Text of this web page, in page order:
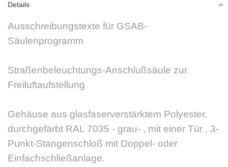
Details
Ausschreibungstexte für GSAB-
Säulenprogramm
Straßenbeleuchtungs-Anschlußsäule zur
Freiluftaufstellung
Gehäuse aus glasfaserverstärktem Polyester,
durchgefärbt RAL 7035 - grau- , mit einer Tür , 3-
Punkt-Stangenschloß mit Doppel- oder
Einfachschließanlage.